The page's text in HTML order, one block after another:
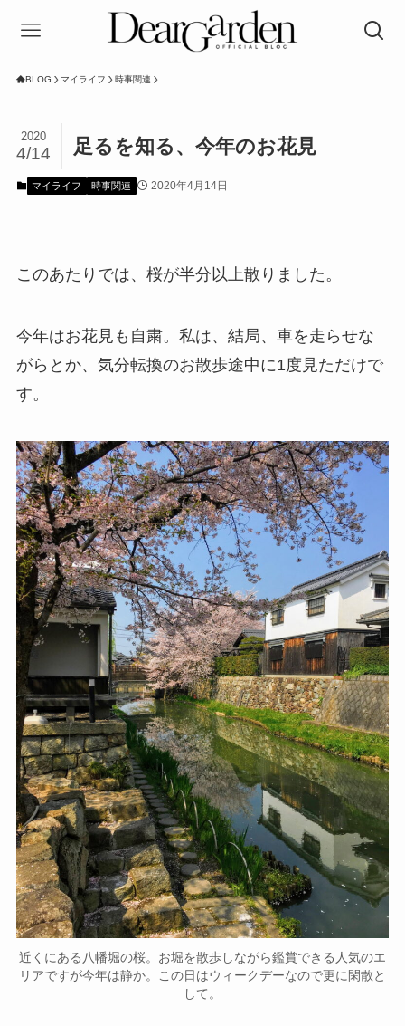
BLOG マイライフ 時事関連
足るを知る、今年のお花見
2020
4/14
マイライフ 時事関連 2020年4月14日
このあたりでは、桜が半分以上散りました。
今年はお花見も自粛。私は、結局、車を走らせな
がらとか、気分転換のお散歩途中に1度見ただけで
す。
近くにある八幡堀の桜。お堀を散歩しながら鑑賞できる人気のエ
リアですが今年は静か。この日はウィークデーなので更に閑散と
して。